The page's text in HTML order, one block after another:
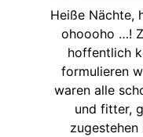
Heiße Nächte,
ohoooho …!
hoffentlich
formulieren
waren alle
und fitter,
zugestehen